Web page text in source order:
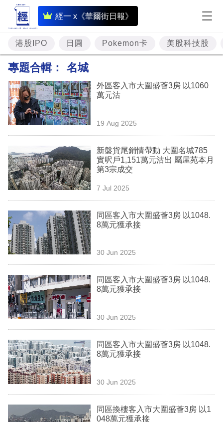
經一 x《華爾街日報》
即
時
財
經
題
投
資
樓
市
理
商
業
科
技
職
場
生
時
事
欄
港股IPO 日圓 Pokemon卡 美股科技股
專題合輯： 名城
外區客入市大圍盛薈3房 以1060
萬元沽
19 Aug 2025
新盤貨尾銷情帶動 大圍名城785
實呎戶1,151萬元沽出 屬屋苑本月
第3宗成交
7 Jul 2025
同區客入市大圍盛薈3房 以1048.
8萬元獲承接
30 Jun 2025
同區客入市大圍盛薈3房 以1048.
8萬元獲承接
30 Jun 2025
同區客入市大圍盛薈3房 以1048.
8萬元獲承接
30 Jun 2025
同區換樓客入市大圍盛薈3房 以1
048萬元獲承接